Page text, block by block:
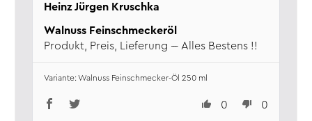
Heinz Jürgen Kruschka
Walnuss Feinschmeckeröl
Produkt, Preis, Lieferung --- Alles Bestens !!
0 0
Walnuss Feinschmecker-Öl 250 ml